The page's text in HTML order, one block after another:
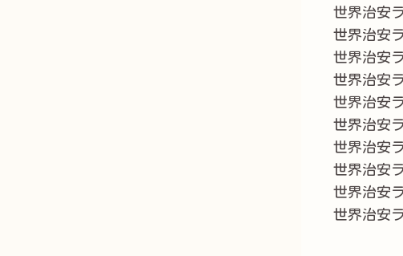
世界治安
世界治安
世界治安
世界治安
世界治安
世界治安
世界治安
世界治安
世界治安
世界治安